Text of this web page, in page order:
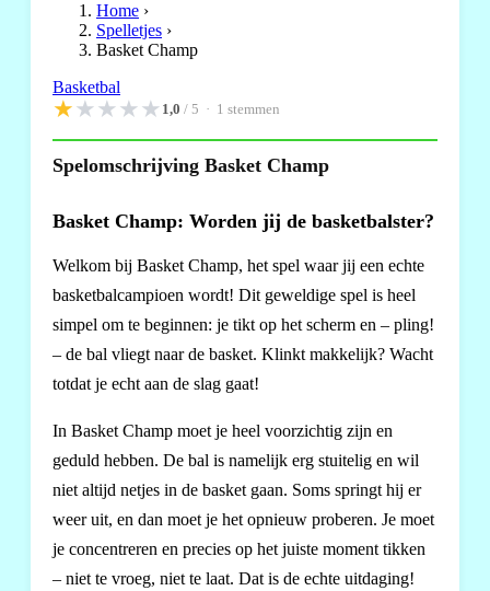
Home ›
Spelletjes ›
Basket Champ
Basketbal
★★★★★ 1,0 / 5 · 1 stemmen
Spelomschrijving Basket Champ
Basket Champ: Worden jij de basketbalster?
Welkom bij Basket Champ, het spel waar jij een echte
basketbalcampioen wordt! Dit geweldige spel is heel
simpel om te beginnen: je tikt op het scherm en – pling!
– de bal vliegt naar de basket. Klinkt makkelijk? Wacht
totdat je echt aan de slag gaat!
In Basket Champ moet je heel voorzichtig zijn en
geduld hebben. De bal is namelijk erg stuitelig en wil
niet altijd netjes in de basket gaan. Soms springt hij er
weer uit, en dan moet je het opnieuw proberen. Je moet
je concentreren en precies op het juiste moment tikken
– niet te vroeg, niet te laat. Dat is de echte uitdaging!